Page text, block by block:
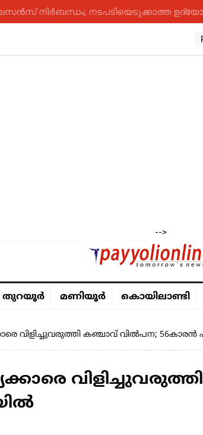
നിർബന്ധം; നടപടിയെടുക്കാത്ത
-->
തുറയൂര്‍ മണിയൂര്‍ കൊയിലാണ്ടി
വിളിച്ചുവരുത്തി കഞ്ചാവ് വില്‍പന; 56കാരൻ